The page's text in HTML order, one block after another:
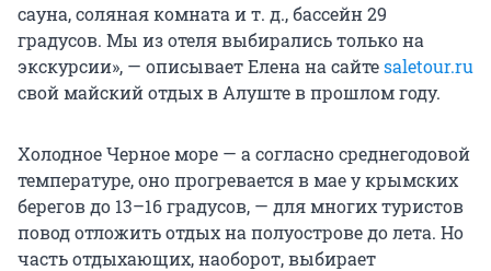
сауна, соляная комната и т. д., бассейн 29
градусов. Мы из отеля выбирались только на
экскурсии», — описывает Елена на сайтеsaletour.ru
свой майский отдых в Алуште в прошлом году.
Холодное Черное море — а согласно среднегодовой
температуре, оно прогревается в мае у крымских
берегов до 13–16 градусов, — для многих туристов
повод отложить отдых на полуострове до лета. Но
часть отдыхающих, наоборот, выбирает